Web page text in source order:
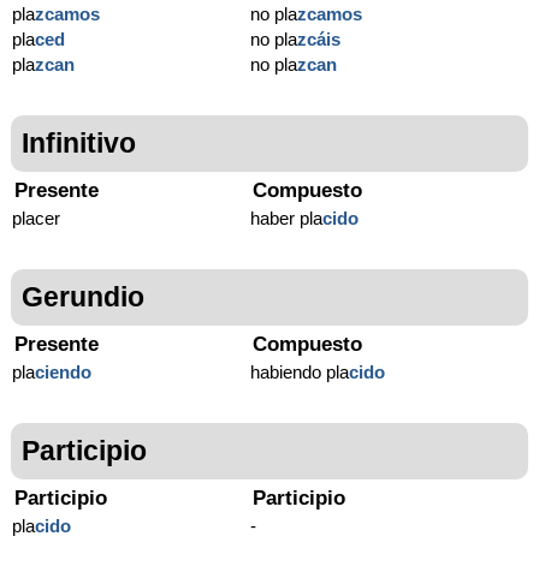
plazcamos
placed
plazcan
no plazcamos
no plazcáis
no plazcan
Infinitivo
Presente
placer
Compuesto
haber placido
Gerundio
Presente
placiendo
Compuesto
habiendo placido
Participio
Participio
placido
Participio
-